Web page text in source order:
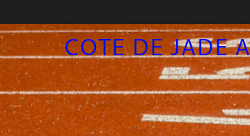
COTE DE JADE